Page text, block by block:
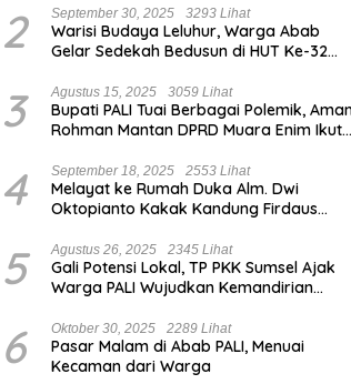
Strategis
2 September 30, 2025 3293 Lihat
Warisi Budaya Leluhur, Warga Abab
Gelar Sedekah Bedusun di HUT Ke-32
3 Agustus 15, 2025 3059 Lihat
Bupati PALI Tuai Berbagai Polemik,
Rohman Mantan DPRD Muara Enim Ikut
4 September 18, 2025 2553 Lihat
Melayat ke Rumah Duka Alm. Dwi
Oktopianto Kakak Kandung Firdaus
Turut Berduka Cita.
5 Agustus 26, 2025 2345 Lihat
Gali Potensi Lokal, TP PKK Sumsel Ajak
Warga PALI Wujudkan Kemandirian
6 Oktober 30, 2025 2289 Lihat
Pasar Malam di Abab PALI, Menuai
Kecaman dari Warga